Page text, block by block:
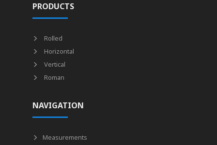
PRODUCTS
Rolled
Horizontal
Vertical
Roman
NAVIGATION
Measurements